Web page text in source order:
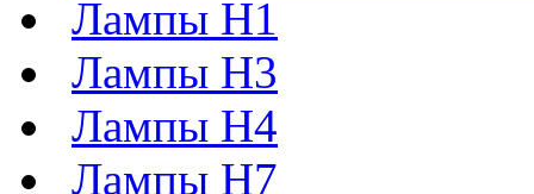
Лампы H1
Лампы H3
Лампы H4
Лампы H7